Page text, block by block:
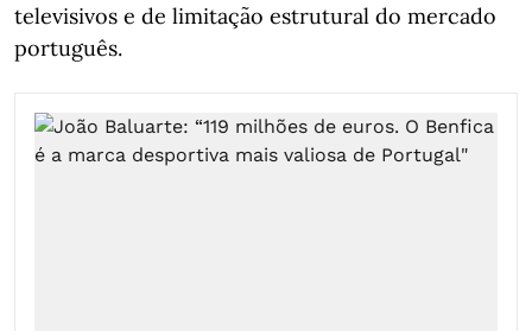
televisivos e de limitação estrutural do mercado
português.